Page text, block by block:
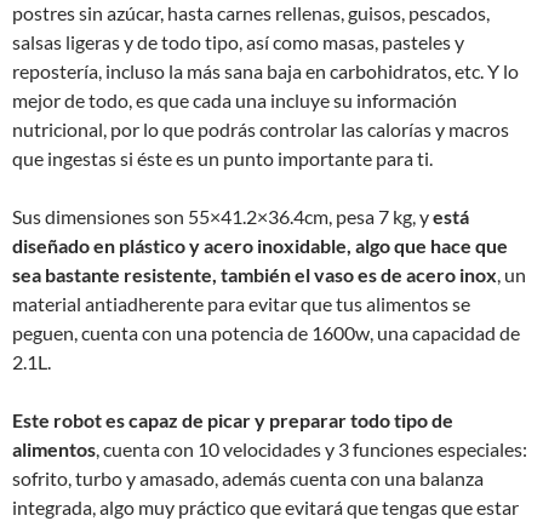
postres sin azúcar, hasta carnes rellenas, guisos, pescados,
salsas ligeras y de todo tipo, así como masas, pasteles y
repostería, incluso la más sana baja en carbohidratos, etc. Y lo
mejor de todo, es que cada una incluye su información
nutricional, por lo que podrás controlar las calorías y macros
que ingestas si éste es un punto importante para ti.
Sus dimensiones son 55×41.2×36.4cm, pesa 7 kg, yestá
diseñado en plástico y acero inoxidable, algo que hace que
sea bastante resistente, también el vaso es de acero inox, un
material antiadherente para evitar que tus alimentos se
peguen, cuenta con una potencia de 1600w, una capacidad de
2.1L.
Este robot es capaz de picar y preparar todo tipo de
alimentos, cuenta con 10 velocidades y 3 funciones especiales:
sofrito, turbo y amasado, además cuenta con una balanza
integrada, algo muy práctico que evitará que tengas que estar